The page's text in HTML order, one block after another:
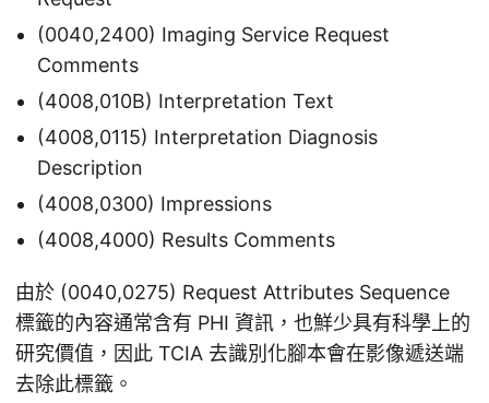
(0040,2400) Imaging Service Request
Comments
(4008,010B) Interpretation Text
(4008,0115) Interpretation Diagnosis
Description
(4008,0300) Impressions
(4008,4000) Results Comments
由於 (0040,0275) Request Attributes Sequence
標籤的內容通常含有 PHI 資訊，也鮮少具有科學上的
研究價值，因此 TCIA 去識別化腳本會在影像遞送端
去除此標籤。